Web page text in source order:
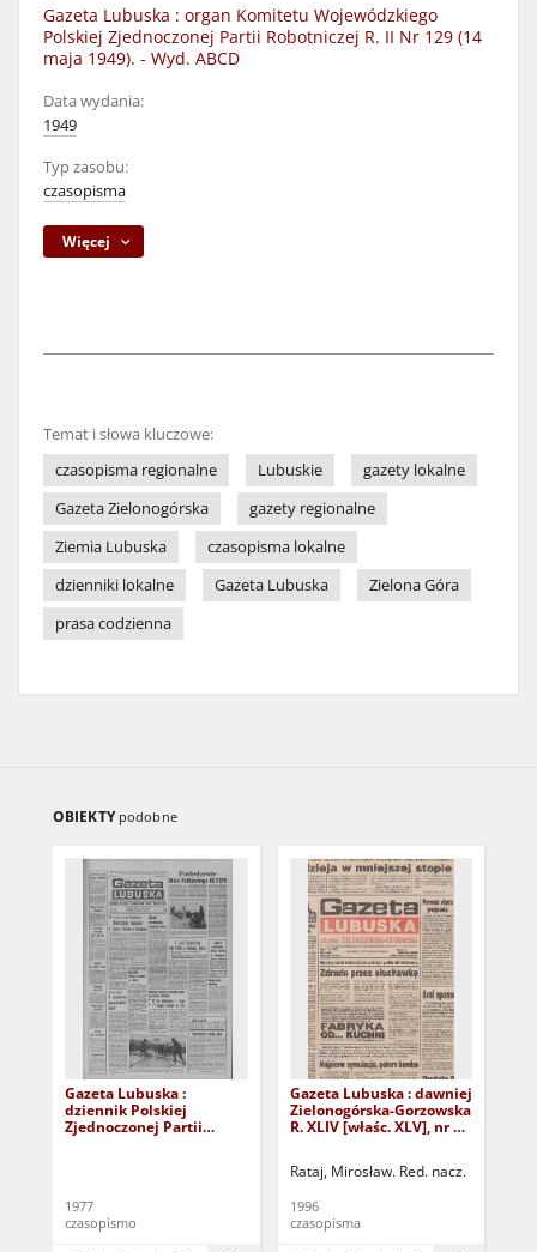
Gazeta Lubuska : organ Komitetu Wojewódzkiego
Polskiej Zjednoczonej Partii Robotniczej R. II Nr 129 (14
maja 1949). - Wyd. ABCD
Data wydania:
1949
Typ zasobu:
czasopisma
Więcej
Temat i słowa kluczowe:
czasopisma regionalne
Lubuskie
gazety lokalne
Gazeta Zielonogórska
gazety regionalne
Ziemia Lubuska
czasopisma lokalne
dzienniki lokalne
Gazeta Lubuska
Zielona Góra
prasa codzienna
OBIEKTY podobne
Gazeta Lubuska :
dziennik Polskiej
Zjednoczonej Partii
1977
czasopismo
Gazeta Lubuska : dawniej
Zielonogórska-Gorzowska
R. XLIV [właśc. XLV], nr 52
Rataj, Mirosław. Red. nacz.
1996
czasopisma